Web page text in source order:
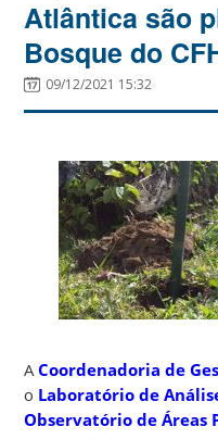
Atlântica são
Bosque do
09/12/2021 15:32
ACoordenadoria de
o Laboratório de
Observatório de Áreas